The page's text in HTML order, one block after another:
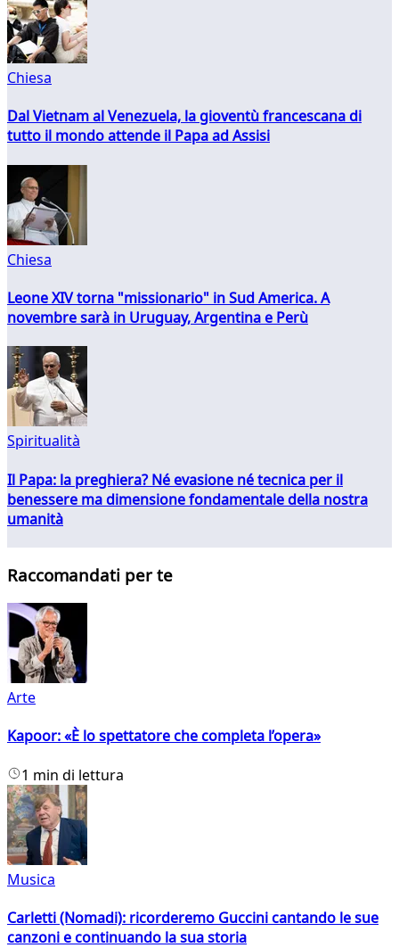
Chiesa
Dal Vietnam al Venezuela, la gioventù francescana di
tutto il mondo attende il Papa ad Assisi
Chiesa
Leone XIV torna "missionario" in Sud America. A
novembre sarà in Uruguay, Argentina e Perù
Spiritualità
Il Papa: la preghiera? Né evasione né tecnica per il
benessere ma dimensione fondamentale della nostra
umanità
Raccomandati per te
Arte
Kapoor: «È lo spettatore che completa l’opera»
1 min di lettura
Musica
Carletti (Nomadi): ricorderemo Guccini cantando le sue
canzoni e continuando la sua storia